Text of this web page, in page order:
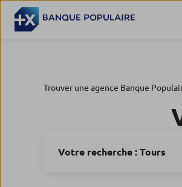
Trouver une agence Banque
Votre recherche : Tours